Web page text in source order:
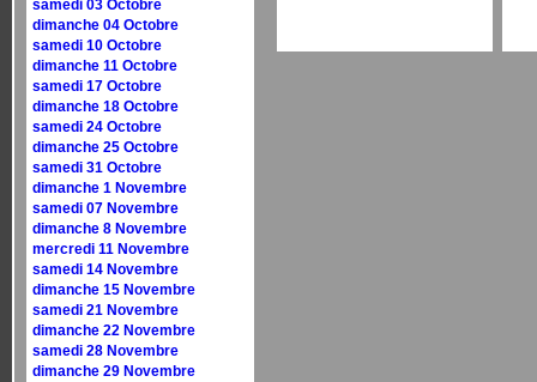
samedi 03 Octobre
dimanche 04 Octobre
samedi 10 Octobre
dimanche 11 Octobre
samedi 17 Octobre
dimanche 18 Octobre
samedi 24 Octobre
dimanche 25 Octobre
samedi 31 Octobre
dimanche 1 Novembre
samedi 07 Novembre
dimanche 8 Novembre
mercredi 11 Novembre
samedi 14 Novembre
dimanche 15 Novembre
samedi 21 Novembre
dimanche 22 Novembre
samedi 28 Novembre
dimanche 29 Novembre